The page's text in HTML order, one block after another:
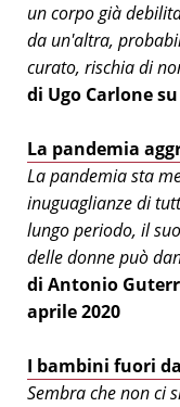
un corpo già
da un'altra,
curato, rischia di
di Ugo Carlone
La pandemia
La pandemia sta
inuguaglianze di
lungo periodo, il
delle donne può
di Antonio
aprile 2020
I bambini fuori
Sembra che non ci